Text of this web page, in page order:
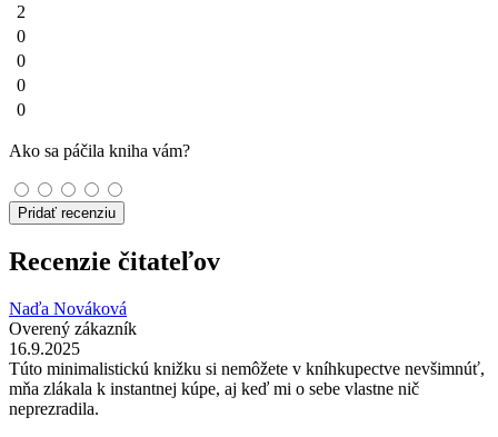
2
0
0
0
0
Ako sa páčila kniha vám?
Pridať recenziu
Recenzie čitateľov
Naďa Nováková
Overený zákazník
16.9.2025
Túto minimalistickú knižku si nemôžete v kníhkupectve nevšimnúť,
mňa zlákala k instantnej kúpe, aj keď mi o sebe vlastne nič
neprezradila.